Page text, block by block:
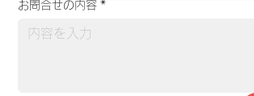
お問合せの内容 *